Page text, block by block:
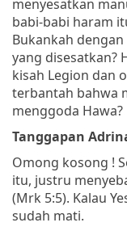
menyesatkan
babi-babi haram
Bukankah
yang disesatkan?
kisah Legion dan
terbantah bahwa
menggoda Hawa?
Tanggapan
Omong kosong !
itu, justru
(Mrk 5:5). Kalau
sudah mati.